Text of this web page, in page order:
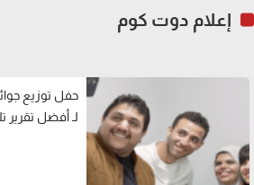
إعلام دوت كوم
حفل توزيع
لـ أفضل تقرير